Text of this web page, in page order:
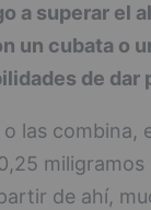
a superar el
un cubata o
de dar
las combina,
de ahí,